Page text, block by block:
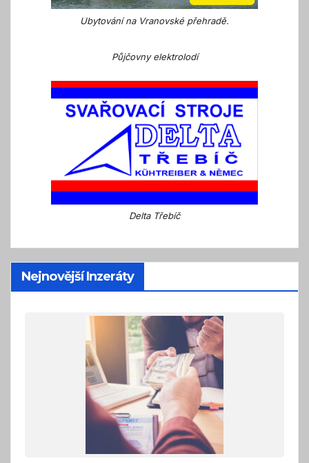
Ubytování na Vranovské přehradě.
Půjčovny elektrolodí
Delta Třebíč
Nejnovější Inzeráty